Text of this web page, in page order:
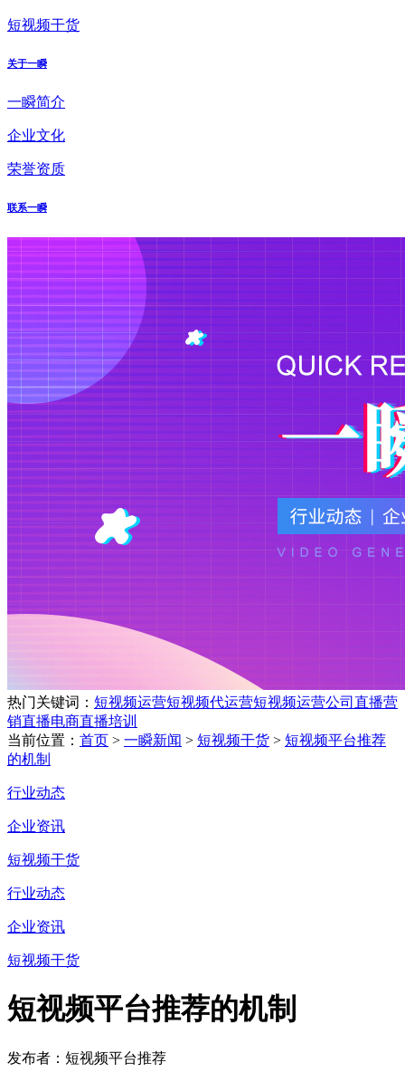
短视频干货
关于一瞬
一瞬简介
企业文化
荣誉资质
联系一瞬
热门关键词： 短视频运营短视频代运营短视频运营公司 直播营
销直播电商直播培训
当前位置： 首页 > 一瞬新闻 > 短视频干货 > 短视频平台推荐
的机制
行业动态
企业资讯
短视频干货
行业动态
企业资讯
短视频干货
短视频平台推荐的机制
发布者：短视频平台推荐